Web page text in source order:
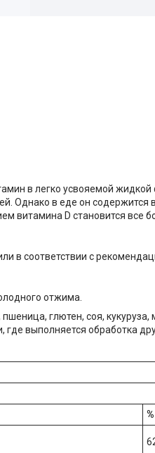
в легко усвояемой
Однако в еде он содержится
витамина D становится все
в соответствии с
отжима.
глютен, соя, кукуруза,
выполняется обработка